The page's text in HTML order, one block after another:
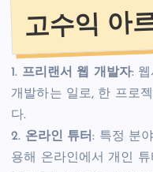
고수익 아
1. 프리랜서 웹 개발자:
개발하는 일로, 한 프로
다.
2. 온라인 튜터: 특정 분
용해 온라인에서 개인